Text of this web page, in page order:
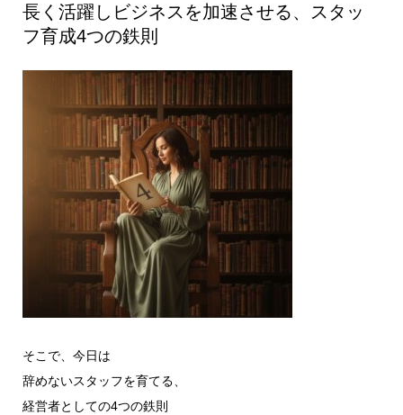
長く活躍しビジネスを加速させる、スタッ
フ育成4つの鉄則
そこで、今日は
辞めないスタッフを育てる、
経営者としての4つの鉄則